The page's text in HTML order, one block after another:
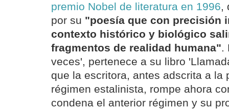
premio Nobel de literatura en 1996,
por su "poesía que con precisión
contexto histórico y biológico
fragmentos de realidad humana".
veces', pertenece a su libro
que la escritora, antes adscrita a la
régimen estalinista, rompe ahora
condena el anterior régimen y su